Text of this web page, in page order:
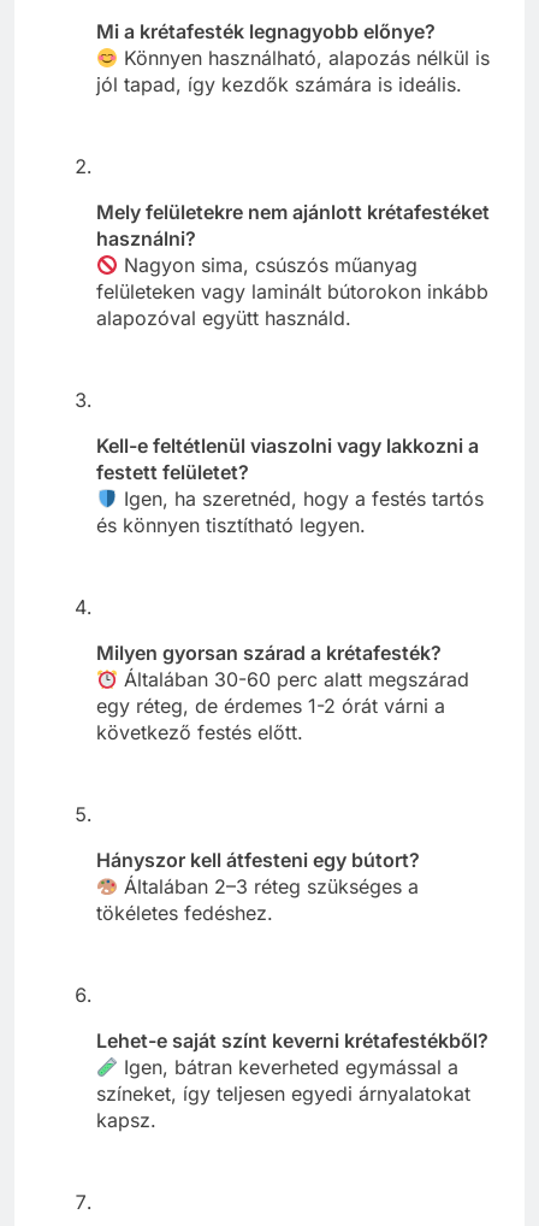
Mi a krétafesték legnagyobb előnye?
Könnyen használható, alapozás nélkül is
jól tapad, így kezdők számára is ideális.
Mely felületekre nem ajánlott krétafestéket
használni?
Nagyon sima, csúszós műanyag
felületeken vagy laminált bútorokon inkább
alapozóval együtt használd.
Kell-e feltétlenül viaszolni vagy lakkozni a
festett felületet?
Igen, ha szeretnéd, hogy a festés tartós
és könnyen tisztítható legyen.
Milyen gyorsan szárad a krétafesték?
Általában 30-60 perc alatt megszárad
egy réteg, de érdemes 1-2 órát várni a
következő festés előtt.
Hányszor kell átfesteni egy bútort?
Általában 2–3 réteg szükséges a
tökéletes fedéshez.
Lehet-e saját színt keverni krétafestékből?
Igen, bátran keverheted egymással a
színeket, így teljesen egyedi árnyalatokat
kapsz.